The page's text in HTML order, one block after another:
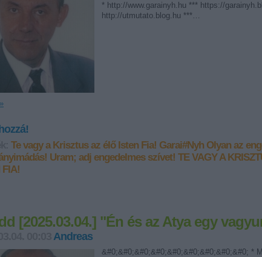
* http://www.garainyh.hu *** https://
http://utmutato.blog.hu ***…
Te vagy a Krisztus az élő Isten Fia! Garai#Nyh Olyan az
Uram; adj engedelmes szívet! TE VAGY A
FIA!
[2025.03.04.] "Én és az Atya egy
Andreas
&#0;&#0;&#0;&#0;&#0;&#0;&#0;&#0;&#0; *